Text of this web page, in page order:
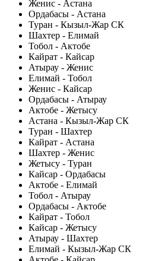
Женис - Астана
Ордабасы - Астана
Туран - Кызыл-Жар СК
Шахтер - Елимай
Тобол - Актобе
Кайрат - Кайсар
Атырау - Женис
Елимай - Тобол
Женис - Кайсар
Ордабасы - Атырау
Актобе - Жетысу
Астана - Кызыл-Жар СК
Туран - Шахтер
Кайрат - Астана
Шахтер - Женис
Жетысу - Туран
Кайсар - Ордабасы
Актобе - Елимай
Тобол - Атырау
Ордабасы - Актобе
Кайрат - Тобол
Кайсар - Жетысу
Атырау - Шахтер
Елимай - Кызыл-Жар СК